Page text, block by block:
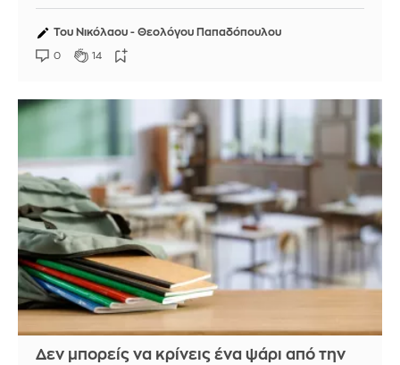
Του Νικόλαου - Θεολόγου Παπαδόπουλου
0 14
Δεν μπορείς να κρίνεις ένα ψάρι από την